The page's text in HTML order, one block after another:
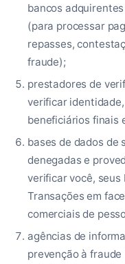
bancos
(para processar
repasses,
fraude);
prestadores de
verificar
beneficiários finais
bases de dados de
denegadas e
verificar você,
Transações em
comerciais de
agências de
prevenção à